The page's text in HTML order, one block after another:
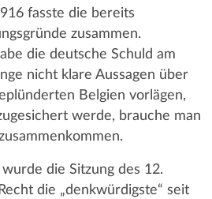
fasste die bereits
zusammen.
die deutsche Schuld am
nicht klare Aussagen über
Belgien vorlägen,
werde, brauche man
wurde die Sitzung des 12.
die „denkwürdigste“ seit